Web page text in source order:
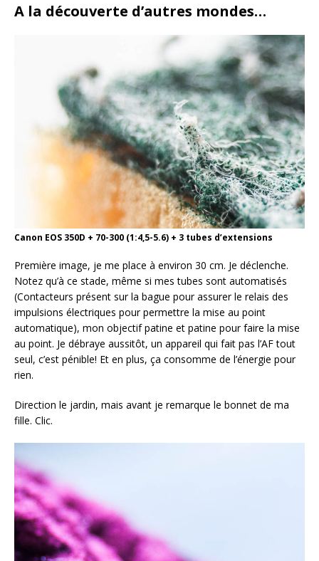
A la découverte d’autres mondes…
Canon EOS 350D + 70-300 (1:4,5-5.6) + 3 tubes d’extensions
Première image, je me place à environ 30 cm. Je déclenche.
Notez qu’à ce stade, même si mes tubes sont automatisés
(Contacteurs présent sur la bague pour assurer le relais des
impulsions électriques pour permettre la mise au point
automatique), mon objectif patine et patine pour faire la mise
au point. Je débraye aussitôt, un appareil qui fait pas l’AF tout
seul, c’est pénible! Et en plus, ça consomme de l’énergie pour
rien.
Direction le jardin, mais avant je remarque le bonnet de ma
fille. Clic.